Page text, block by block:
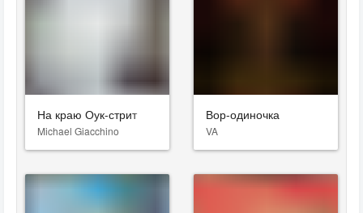
На краю Оук-стрит
Michael Giacchino
Вор-одиночка
VA